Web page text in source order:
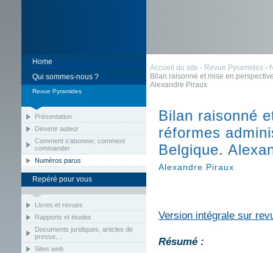
Home
Qui sommes-nous ?
Revue Pyramides
Présentation
Devenir auteur
Comment s’abonner, comment
commander
Numéros parus
Repéré pour vous
Livres et revues
Rapports et études
Documents juridiques, articles de
presse,...
Sites web
Accueil du site - Revue Pyramides -
Bilan raisonné et mise en
Alexandre Piraux
Bilan raisonné
réformes
Belgique.
Alexandre Piraux
Version intégrale sur
Résumé :